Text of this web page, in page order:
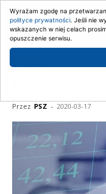
Strona główna
Przez PSZ - 2020-03-17
Wyrażam zgodę na
polityce prywatności. Jeśli nie
wskazanych w niej celach
opuszczenie serwisu.